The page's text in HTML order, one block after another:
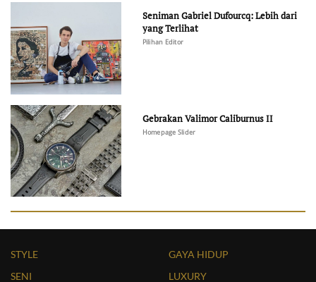
Seniman Gabriel Dufourcq: Lebih dari
yang Terlihat
Pilihan Editor
Gebrakan Valimor Caliburnus II
Homepage Slider
STYLE
SENI
GAYA HIDUP
LUXURY